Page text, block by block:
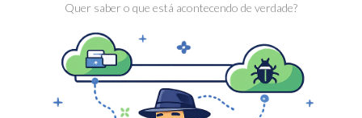
Quer saber o que está acontecendo de verdade?